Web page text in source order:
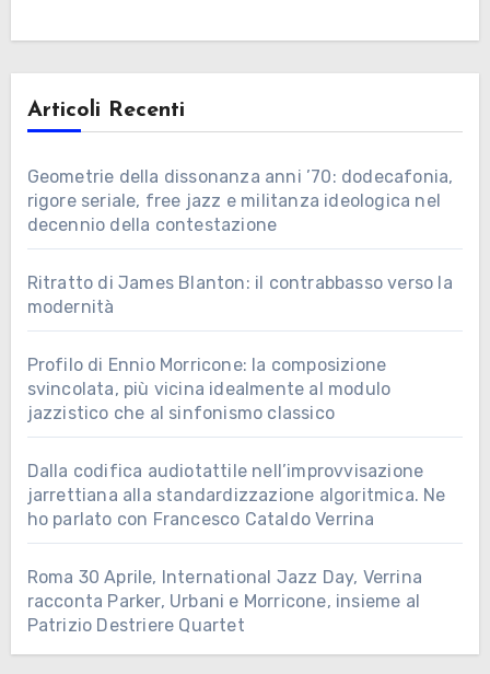
Articoli Recenti
Geometrie della dissonanza anni ’70: dodecafonia,
rigore seriale, free jazz e militanza ideologica nel
decennio della contestazione
Ritratto di James Blanton: il contrabbasso verso la
modernità
Profilo di Ennio Morricone: la composizione
svincolata, più vicina idealmente al modulo
jazzistico che al sinfonismo classico
Dalla codifica audiotattile nell’improvvisazione
jarrettiana alla standardizzazione algoritmica. Ne
ho parlato con Francesco Cataldo Verrina
Roma 30 Aprile, International Jazz Day, Verrina
racconta Parker, Urbani e Morricone, insieme al
Patrizio Destriere Quartet